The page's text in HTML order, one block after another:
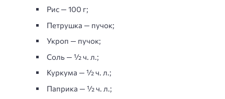
Рис — 100 г;
Петрушка — пучок;
Укроп — пучок;
Соль — ½ ч. л.;
Куркума — ½ ч. л.;
Паприка — ½ ч. л.;